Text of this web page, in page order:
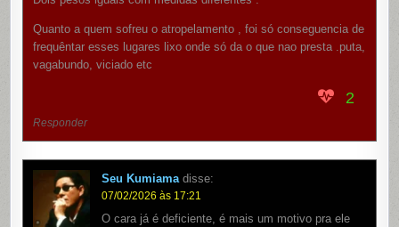
Quanto a quem sofreu o atropelamento , foi só conseguencia de
frequêntar esses lugares lixo onde só da o que nao presta .puta,
vagabundo, viciado etc
2
Responder
Seu Kumiama disse:
07/02/2026 às 17:21
O cara já é deficiente, é mais um motivo pra ele